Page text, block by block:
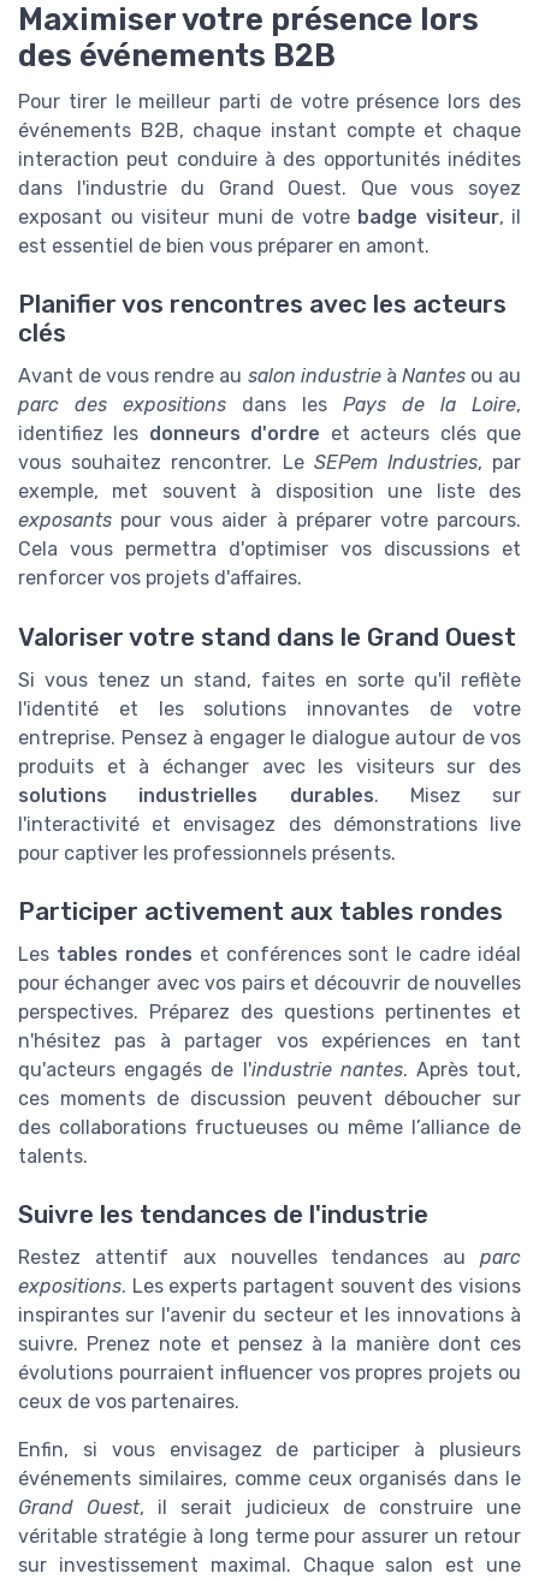
Maximiser votre présence lors
des événements B2B
Pour tirer le meilleur parti de votre présence lors des
événements B2B, chaque instant compte et chaque
interaction peut conduire à des opportunités inédites
dans l'industrie du Grand Ouest. Que vous soyez
exposant ou visiteur muni de votre badge visiteur, il
est essentiel de bien vous préparer en amont.
Planifier vos rencontres avec les acteurs
clés
Avant de vous rendre au salon industrieà Nantesou au
parc des expositions dans les Pays de la Loire,
identifiez les donneurs d'ordre et acteurs clés que
vous souhaitez rencontrer. Le SEPem Industries, par
exemple, met souvent à disposition une liste des
exposants pour vous aider à préparer votre parcours.
Cela vous permettra d'optimiser vos discussions et
renforcer vos projets d'affaires.
Valoriser votre stand dans le Grand Ouest
Si vous tenez un stand, faites en sorte qu'il reflète
l'identité et les solutions innovantes de votre
entreprise. Pensez à engager le dialogue autour de vos
produits et à échanger avec les visiteurs sur des
solutions industrielles durables. Misez sur
l'interactivité et envisagez des démonstrations live
pour captiver les professionnels présents.
Participer activement aux tables rondes
Les tables rondes et conférences sont le cadre idéal
pour échanger avec vos pairs et découvrir de nouvelles
perspectives. Préparez des questions pertinentes et
n'hésitez pas à partager vos expériences en tant
qu'acteurs engagés de l'industrie nantes. Après tout,
ces moments de discussion peuvent déboucher sur
des collaborations fructueuses ou même l’alliance de
talents.
Suivre les tendances de l'industrie
Restez attentif aux nouvelles tendances au parc
expositions. Les experts partagent souvent des visions
inspirantes sur l'avenir du secteur et les innovations à
suivre. Prenez note et pensez à la manière dont ces
évolutions pourraient influencer vos propres projets ou
ceux de vos partenaires.
Enfin, si vous envisagez de participer à plusieurs
événements similaires, comme ceux organisés dans le
Grand Ouest, il serait judicieux de construire une
véritable stratégie à long terme pour assurer un retour
sur investissement maximal. Chaque salon est une